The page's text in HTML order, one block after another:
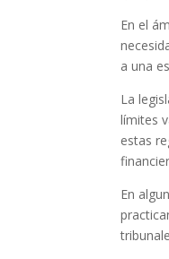
En el
a una
La
límites
estas
En